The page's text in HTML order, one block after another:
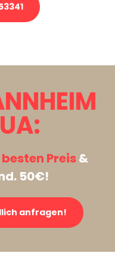
besten Preis&
50€!
anfragen!